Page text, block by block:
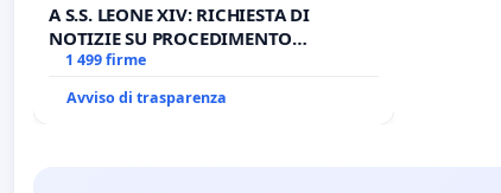
A S.S. LEONE XIV: RICHIESTA DI
NOTIZIE SU PROCEDIMENTO
GIUDIZIARIO SEDE IMPEDITA DI
1 499 firme
Avviso di trasparenza